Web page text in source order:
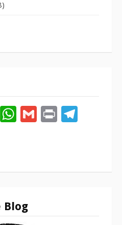
Pinterest
WhatsApp
Gmail
Print
Blog